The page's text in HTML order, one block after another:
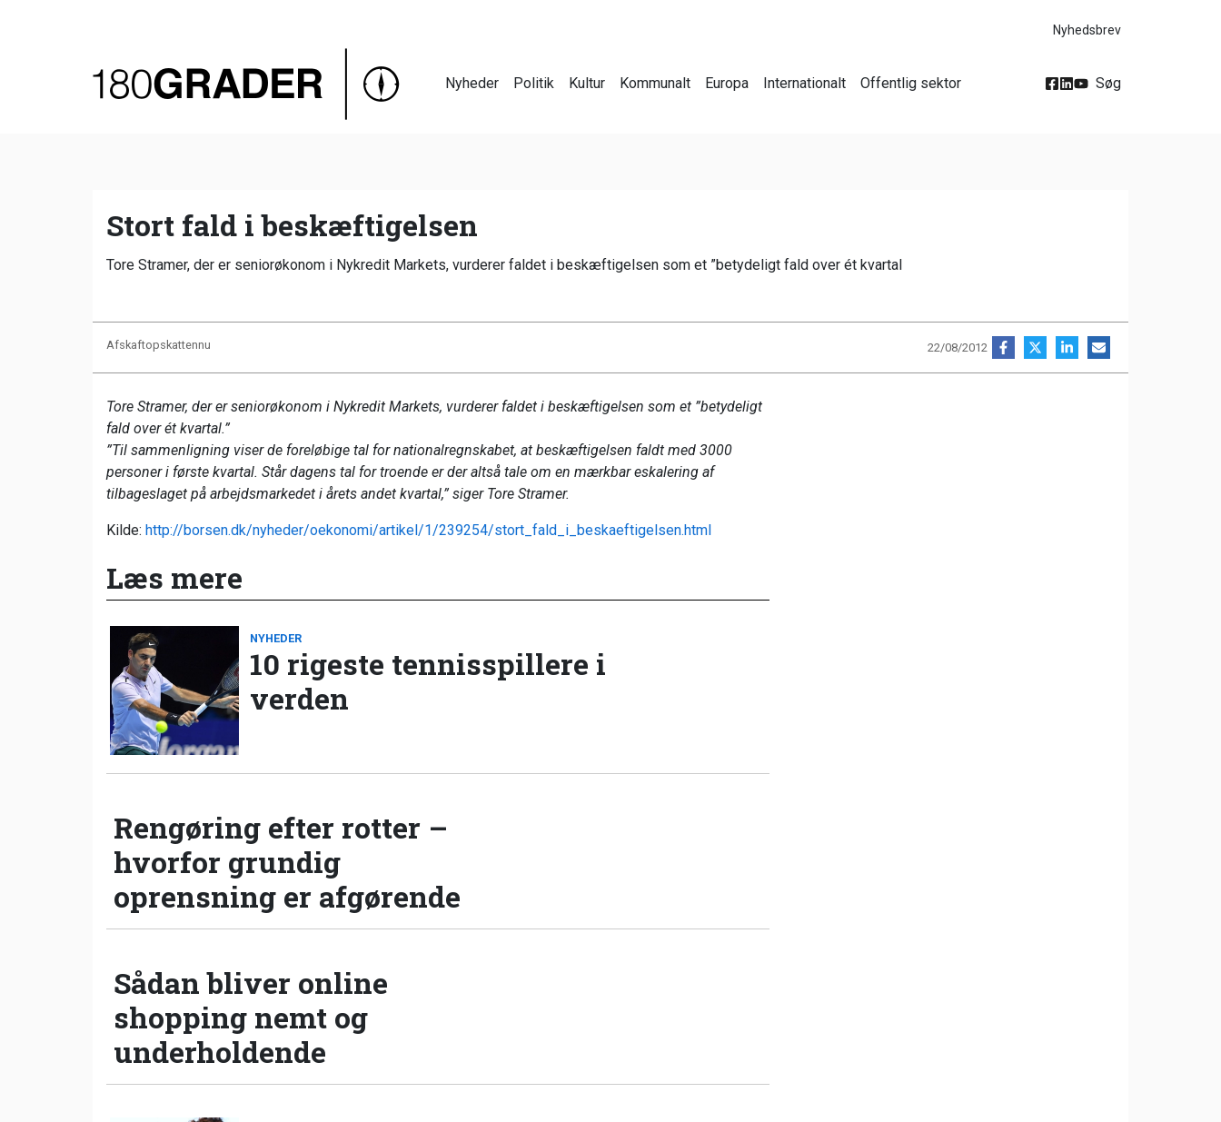
Nyhedsbrev
Nyheder Politik Kultur Kommunalt Europa Internationalt Offentlig sektor Søg
Stort fald i beskæftigelsen
Tore Stramer, der er seniorøkonom i Nykredit Markets, vurderer faldet i beskæftigelsen som et ”betydeligt fald over ét kvartal
Afskaftopskattennu 22/08/2012
Tore Stramer, der er seniorøkonom i Nykredit Markets, vurderer faldet i beskæftigelsen som et ”betydeligt
fald over ét kvartal.”
”Til sammenligning viser de foreløbige tal for nationalregnskabet, at beskæftigelsen faldt med 3000
personer i første kvartal. Står dagens tal for troende er der altså tale om en mærkbar eskalering af
tilbageslaget på arbejdsmarkedet i årets andet kvartal,” siger Tore Stramer.
Kilde: http://borsen.dk/nyheder/oekonomi/artikel/1/239254/stort_fald_i_beskaeftigelsen.html
Læs mere
NYHEDER
10 rigeste tennisspillere i
verden
Rengøring efter rotter –
hvorfor grundig
oprensning er afgørende
Sådan bliver online
shopping nemt og
underholdende